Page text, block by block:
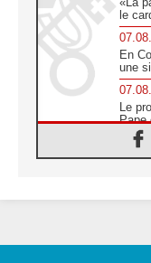
le
En
une
Le
Pape
1ère